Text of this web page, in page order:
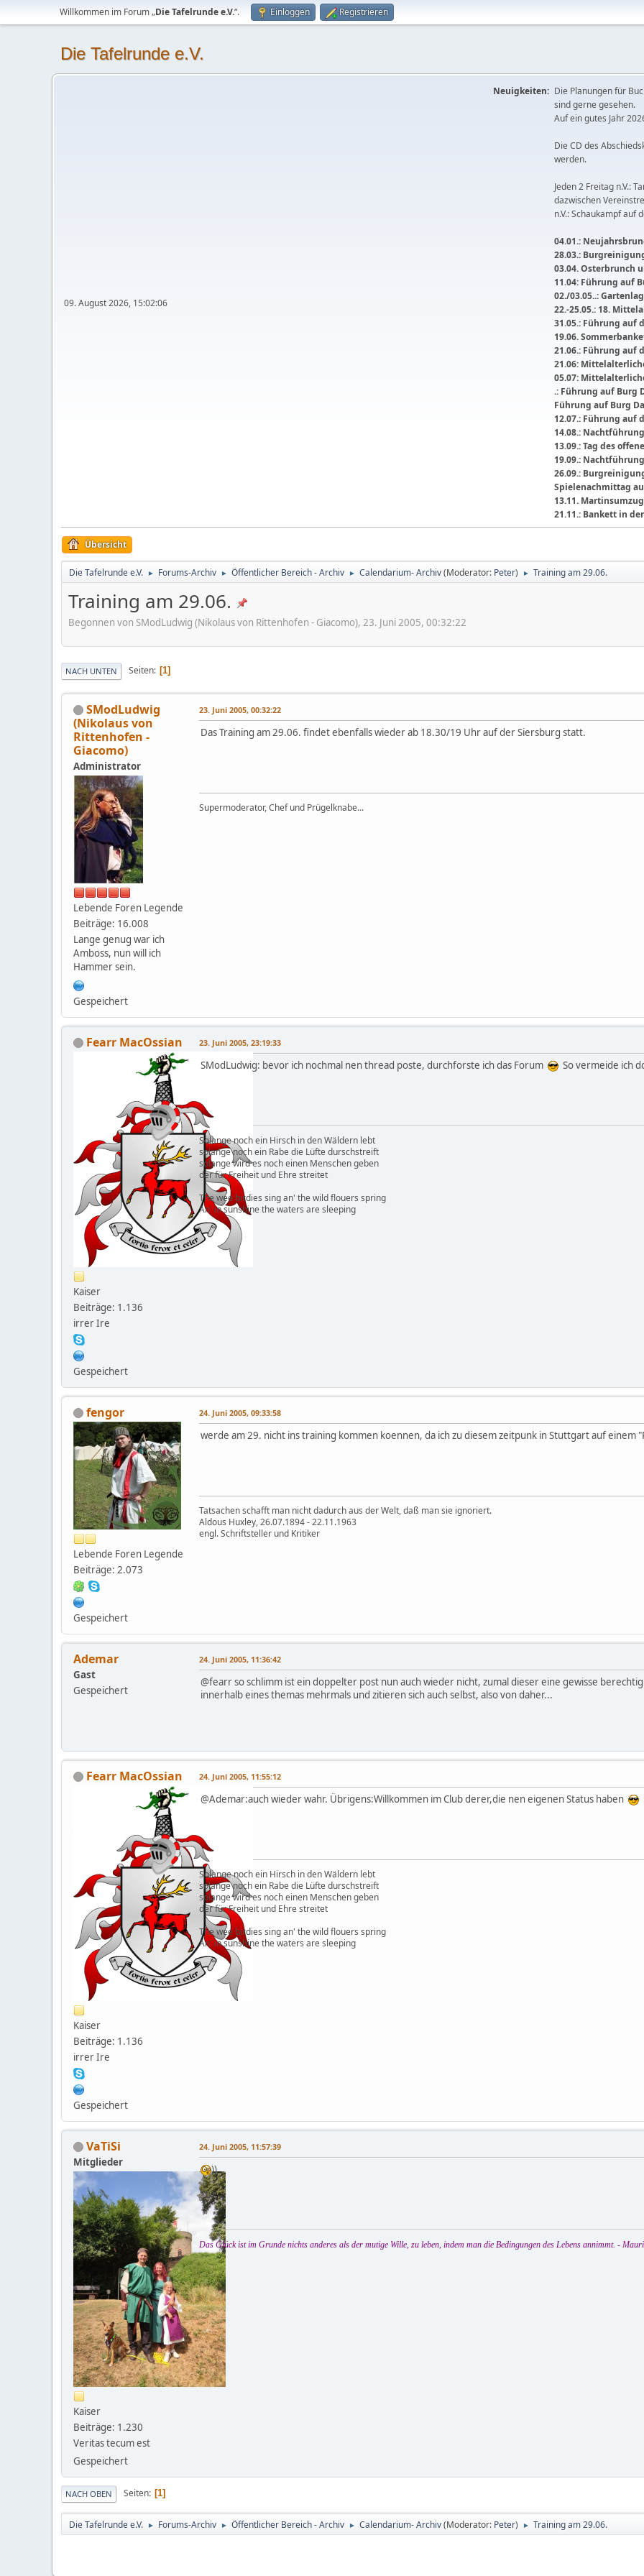
Willkommen im Forum „Die Tafelrunde e.V.“. Einloggen Registrieren
Die Tafelrunde e.V.
09. August 2026, 15:02:06
Neuigkeiten: Die Planungen für
sind gerne gesehen.
Auf ein gutes Jahr
Die CD des
werden.
Jeden 2 Freitag n.V.:
dazwischen
n.V.: Schaukampf auf
04.01.:
28.03.:
03.04. Osterbrunch
11.04: Führung auf
02./03.05..:
22.-25.05.: 18.
31.05.: Führung auf
19.06.
21.06.: Führung auf
21.06:
05.07:
.: Führung auf Burg
Führung auf Burg
12.07.: Führung auf
14.08.:
13.09.: Tag des
19.09.:
26.09.:
Spielenachmittag
13.11.
21.11.: Bankett in
Übersicht
Die Tafelrunde e.V. ► Forums-Archiv ► Öffentlicher Bereich - Archiv ► Calendarium- Archiv(Moderator: Peter) ► Training am 29.06.
Training am 29.06.
Begonnen von SModLudwig (Nikolaus von Rittenhofen - Giacomo), 23. Juni 2005, 00:32:22
NACH UNTEN Seiten 1
SModLudwig
(Nikolaus von
Rittenhofen -
Giacomo)
Administrator
Lebende Foren Legende
Beiträge: 16.008
Lange genug war ich
Amboss, nun will ich
Hammer sein.
Gespeichert
23. Juni 2005, 00:32:22
Das Training am 29.06. findet ebenfalls wieder ab 18.30/19 Uhr auf der Siersburg statt.
Supermoderator, Chef und Prügelknabe...
Fearr MacOssian
Kaiser
Beiträge: 1.136
irrer Ire
Gespeichert
23. Juni 2005, 23:19:33
SModLudwig: bevor ich nochmal nen thread poste, durchforste ich das Forum So vermeide ich
Solange noch ein Hirsch in den Wäldern lebt
solange noch ein Rabe die Lüfte durschstreift
solange wird es noch einen Menschen geben
der für Freiheit und Ehre streitet
The wee birdies sing an' the wild flouers spring
An' in sunshine the waters are sleeping
fengor
Lebende Foren Legende
Beiträge: 2.073
Gespeichert
24. Juni 2005, 09:33:58
werde am 29. nicht ins training kommen koennen, da ich zu diesem zeitpunk in Stuttgart auf einem
Tatsachen schafft man nicht dadurch aus der Welt, daß man sie ignoriert.
Aldous Huxley, 26.07.1894 - 22.11.1963
engl. Schriftsteller und Kritiker
Ademar
Gast
Gespeichert
24. Juni 2005, 11:36:42
@fearr so schlimm ist ein doppelter post nun auch wieder nicht, zumal dieser eine gewisse
innerhalb eines themas mehrmals und zitieren sich auch selbst, also von daher...
Fearr MacOssian
Kaiser
Beiträge: 1.136
irrer Ire
Gespeichert
24. Juni 2005, 11:55:12
@Ademar:auch wieder wahr. Übrigens:Willkommen im Club derer,die nen eigenen Status haben
Solange noch ein Hirsch in den Wäldern lebt
solange noch ein Rabe die Lüfte durschstreift
solange wird es noch einen Menschen geben
der für Freiheit und Ehre streitet
The wee birdies sing an' the wild flouers spring
An' in sunshine the waters are sleeping
VaTiSi
Mitglieder
Kaiser
Beiträge: 1.230
Veritas tecum est
Gespeichert
24. Juni 2005, 11:57:39
))
Das Glück ist im Grunde nichts anderes als der mutige Wille, zu leben, indem man die Bedingungen des Lebens annimmt. -
NACH OBEN Seiten 1
Die Tafelrunde e.V. ► Forums-Archiv ► Öffentlicher Bereich - Archiv ► Calendarium- Archiv(Moderator: Peter) ► Training am 29.06.